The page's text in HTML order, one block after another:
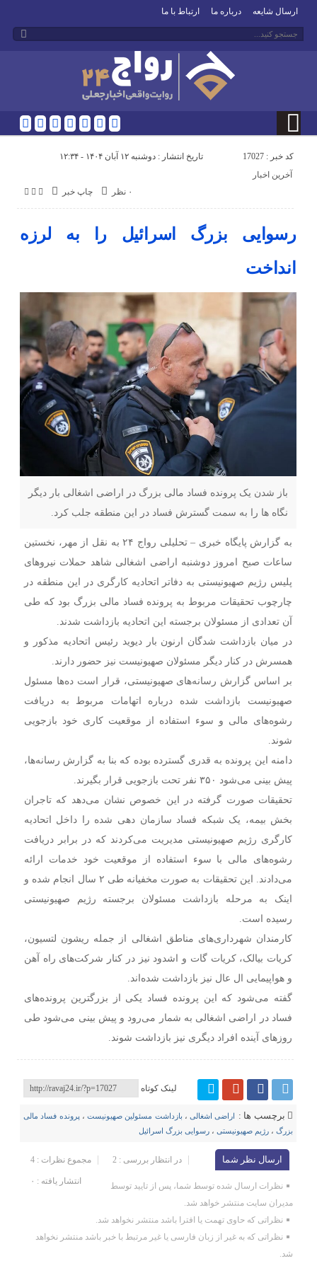
ارسال شایعه درباره ما ارتباط با ما
کد خبر : 17027 تاریخ انتشار : دوشنبه ۱۲ آبان ۱۴۰۴ - ۱۲:۳۴
چاپ خبر ۰ نظر
آخرین اخبار
رسوایی بزرگ اسرائیل را به لرزه
انداخت
باز شدن یک پرونده فساد مالی بزرگ در اراضی اشغالی بار دیگر
نگاه ها را به سمت گسترش فساد در این منطقه جلب کرد.
به گزارش پایگاه خبری – تحلیلی رواج ۲۴ به نقل از مهر، نخستین
ساعات صبح امروز دوشنبه اراضی اشغالی شاهد حملات نیروهای
پلیس رژیم صهیونیستی به دفاتر اتحادیه کارگری در این منطقه در
چارچوب تحقیقات مربوط به پرونده فساد مالی بزرگ بود که طی
آن تعدادی از مسئولان برجسته این اتحادیه بازداشت شدند.
در میان بازداشت شدگان ارنون بار دیوید رئیس اتحادیه مذکور و
همسرش در کنار دیگر مسئولان صهیونیست نیز حضور دارند.
بر اساس گزارش رسانه‌های صهیونیستی، قرار است ده‌ها مسئول
صهیونیست بازداشت شده درباره اتهامات مربوط به دریافت
رشوه‌های مالی و سوء استفاده از موقعیت کاری خود بازجویی
شوند.
دامنه این پرونده به قدری گسترده بوده که بنا به گزارش رسانه‌ها،
پیش بینی می‌شود ۳۵۰ نفر تحت بازجویی قرار بگیرند.
تحقیقات صورت گرفته در این خصوص نشان می‌دهد که تاجران
بخش بیمه، یک شبکه فساد سازمان دهی شده را داخل اتحادیه
کارگری رژیم صهیونیستی مدیریت می‌کردند که در برابر دریافت
رشوه‌های مالی با سوء استفاده از موقعیت خود خدمات ارائه
می‌دادند. این تحقیقات به صورت مخفیانه طی ۲ سال انجام شده و
اینک به مرحله بازداشت مسئولان برجسته رژیم صهیونیستی
رسیده است.
کارمندان شهرداری‌های مناطق اشغالی از جمله ریشون لتسیون،
کریات بیالک، کریات گات و اشدود نیز در کنار شرکت‌های راه آهن
و هواپیمایی ال عال نیز بازداشت شده‌اند.
گفته می‌شود که این پرونده فساد یکی از بزرگترین پرونده‌های
فساد در اراضی اشغالی به شمار می‌رود و پیش بینی می‌شود طی
روزهای آینده افراد دیگری نیز بازداشت شوند.
لینک کوتاه
برچسب ها : اراضی اشغالی ، بازداشت مسئولین صهیونیست، پرونده فساد مالی
بزرگ ،رژیم صهیونیستی ،رسوایی بزرگ اسرائیل
ارسال نظر شما مجموع نظرات : 4 در انتظار بررسی : 2
انتشار یافته : ۰
نظرات ارسال شده توسط شما، پس از تایید توسط
مدیران سایت منتشر خواهد شد.
نظراتی که حاوی تهمت یا افترا باشد منتشر نخواهد شد.
نظراتی که به غیر از زبان فارسی یا غیر مرتبط با خبر باشد منتشر نخواهد
شد.